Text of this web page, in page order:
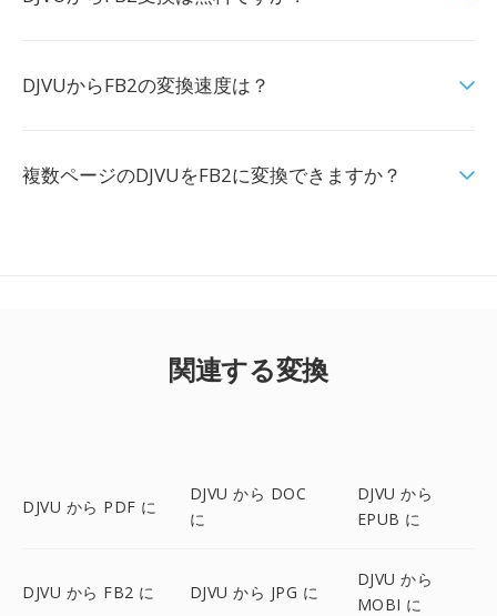
DJVUからFB2の変換速度は？
複数ページのDJVUをFB2に変換できますか？
関連する変換
DJVU から PDF に
DJVU から DOC
に
DJVU から
EPUB に
DJVU から FB2 に DJVU から JPG に
DJVU から
MOBI に